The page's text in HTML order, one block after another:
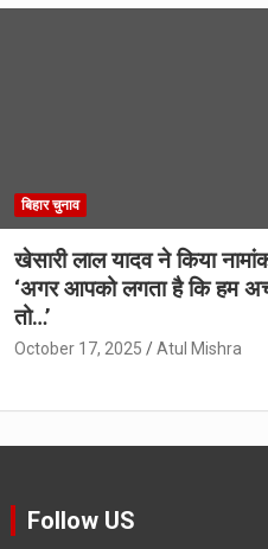
बिहार चुनाव
खेसारी लाल यादव ने किया
‘अगर आपको लगता है कि हम
तो…’
October 17, 2025 Atul Mishra
Follow US